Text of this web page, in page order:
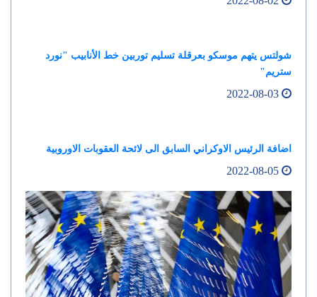
شولتس يتهم موسكو بعرقلة تسليم توربين خط الأنابيب "نورد
ستريم"
اضافة الرئيس الاوكراني السابق الى لائحة العقوبات الاوروبية